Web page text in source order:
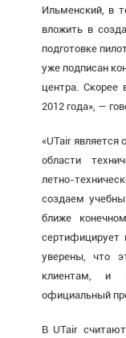
Ильменский, в
вложить в
подготовке
уже подписан
центра. Скорее
2012 года», —
«UTair является
области
летно-
соз­даем
ближе
уверены, что
клиентам, и
официальный
В UTair